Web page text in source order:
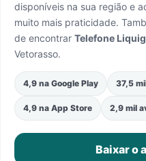
disponíveis na sua região e
muito mais praticidade.
de encontrar Telefone
Vetorasso.
4,9 na Google Play 37,5
4,9 na App Store 2,9 mil
Baixar o